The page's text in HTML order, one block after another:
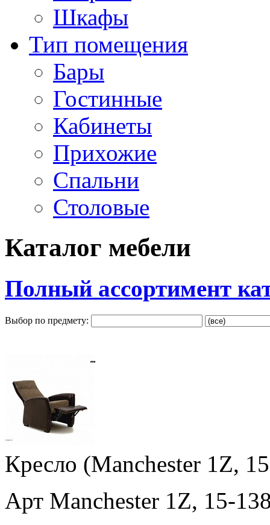
Шкафы
Тип помещения
Бары
Гостинные
Кабинеты
Прихожие
Спальни
Столовые
Каталог мебели
Полный ассортимент
Выбор по предмету:
Кресло (Manchester 1Z,
Арт Manchester 1Z, 15-